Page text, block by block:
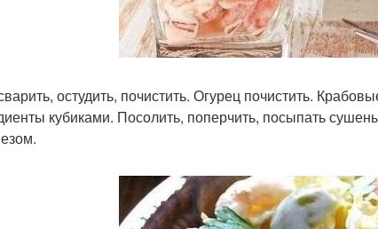
остудить, почистить. Огурец почистить.
кубиками. Посолить, поперчить, посыпать